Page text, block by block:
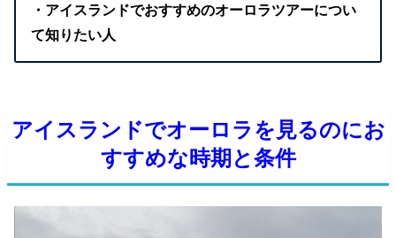
・アイスランドでおすすめのオーロラツアーについ
て知りたい人
アイスランドでオーロラを見るのにお
すすめな時期と条件